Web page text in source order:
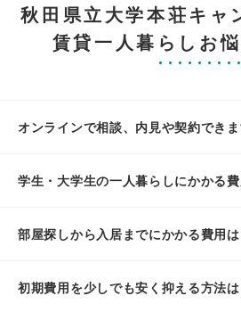
秋田県立大学本荘キャ
賃貸一人暮らしお
オンラインで相談、内見や契約できま
学生・大学生の一人暮らしにかかる費
部屋探しから入居までにかかる費用
初期費用を少しでも安く抑える方法は